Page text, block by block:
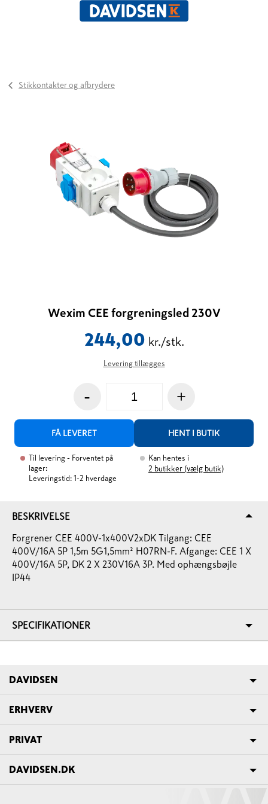
Stikkontakter og afbrydere
Wexim CEE forgreningsled 230V
244,00 kr./stk.
Levering tillægges
- +
FÅ LEVERET HENT I BUTIK
Til levering - Forventet på
lager:
Leveringstid: 1-2 hverdage
Kan hentes i
2 butikker (vælg butik)
BESKRIVELSE
Forgrener CEE 400V-1x400V2xDK Tilgang: CEE
400V/16A 5P 1,5m 5G1,5mm² H07RN-F. Afgange: CEE 1 X
400V/16A 5P, DK 2 X 230V16A 3P. Med ophængsbøjle
IP44
SPECIFIKATIONER
DAVIDSEN
ERHVERV
PRIVAT
DAVIDSEN.DK